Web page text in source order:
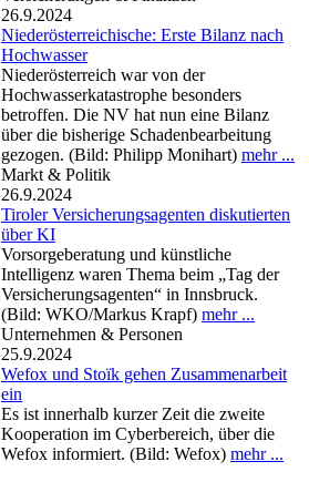
26.9.2024
Niederösterreichische: Erste Bilanz nach
Hochwasser
Niederösterreich war von der
Hochwasserkatastrophe besonders
betroffen. Die NV hat nun eine Bilanz
über die bisherige Schadenbearbeitung
gezogen. (Bild: Philipp Monihart) mehr ...
Markt & Politik
26.9.2024
Tiroler Versicherungsagenten diskutierten
über KI
Vorsorgeberatung und künstliche
Intelligenz waren Thema beim „Tag der
Versicherungsagenten“ in Innsbruck.
(Bild: WKO/Markus Krapf) mehr ...
Unternehmen & Personen
25.9.2024
Wefox und Stoïk gehen Zusammenarbeit
ein
Es ist innerhalb kurzer Zeit die zweite
Kooperation im Cyberbereich, über die
Wefox informiert. (Bild: Wefox) mehr ...